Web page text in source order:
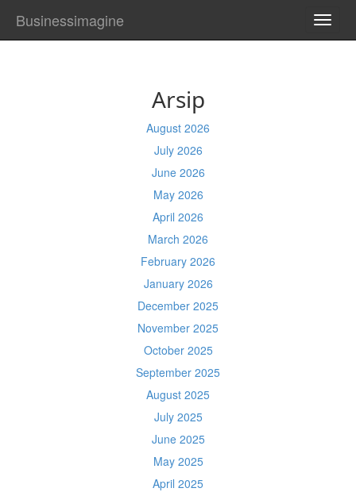
Businessimagine
Arsip
August 2026
July 2026
June 2026
May 2026
April 2026
March 2026
February 2026
January 2026
December 2025
November 2025
October 2025
September 2025
August 2025
July 2025
June 2025
May 2025
April 2025